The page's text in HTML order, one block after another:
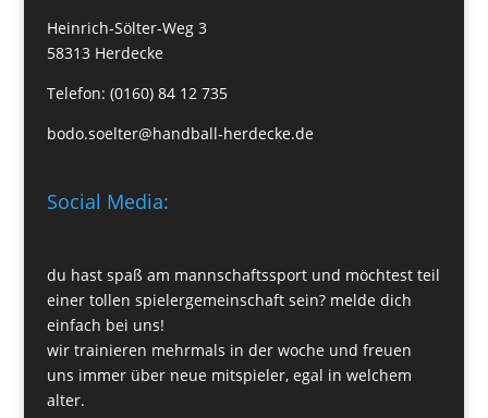
Heinrich-Sölter-Weg 3
58313 Herdecke
Telefon: (0160) 84 12 735
bodo.soelter@handball-herdecke.de
Social Media:
du hast spaß am mannschaftssport und möchtest teil
einer tollen spielergemeinschaft sein? melde dich
einfach bei uns!
wir trainieren mehrmals in der woche und freuen
uns immer über neue mitspieler, egal in welchem
alter.